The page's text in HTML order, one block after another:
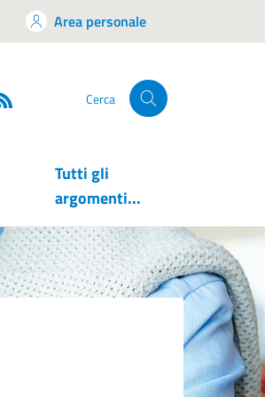
Area personale
Cerca
Tutti gli
argomenti...